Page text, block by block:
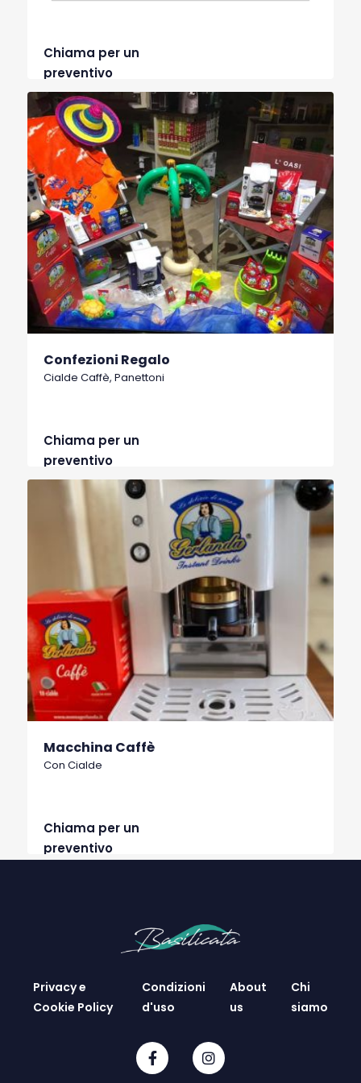
Chiama per un
preventivo
Confezioni Regalo
Cialde Caffè, Panettoni
Chiama per un
preventivo
Macchina Caffè
Con Cialde
Chiama per un
preventivo
Privacy e
Cookie Policy
Condizioni
d'uso
About
us
Chi
siamo